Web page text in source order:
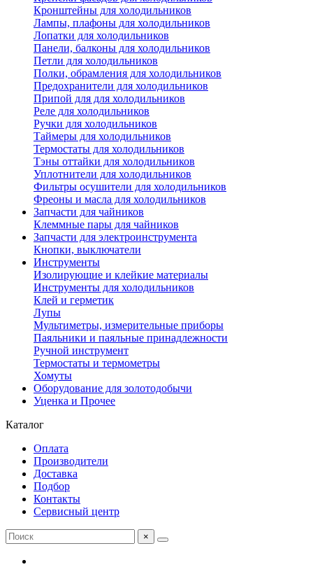
Кронштейны для холодильников
Лампы, плафоны для холодильников
Лопатки для холодильников
Панели, балконы для холодильников
Петли для холодильников
Полки, обрамления для холодильников
Предохранители для холодильников
Припой для для холодильников
Реле для холодильников
Ручки для холодильников
Таймеры для холодильников
Термостаты для холодильников
Тэны оттайки для холодильников
Уплотнители для холодильников
Фильтры осушители для холодильников
Фреоны и масла для холодильников
Запчасти для чайников
Клеммные пары для чайников
Запчасти для электроинструмента
Кнопки, выключатели
Инструменты
Изолирующие и клейкие материалы
Инструменты для холодильников
Клей и герметик
Лупы
Мультиметры, измерительные приборы
Паяльники и паяльные принадлежности
Ручной инструмент
Термостаты и термометры
Хомуты
Оборудование для золотодобычи
Уценка и Прочее
Каталог
Оплата
Производители
Доставка
Подбор
Контакты
Сервисный центр
×